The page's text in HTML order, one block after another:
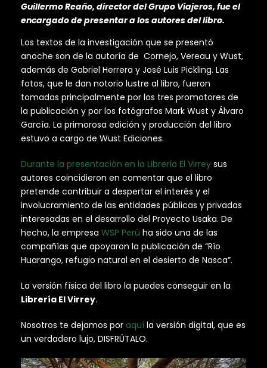
Guillermo Reaño, director del Grupo Viajeros, fue el
encargado de presentar a los autores del libro.
Los textos de la investigación que se presentó
anoche son de la autoría de Cornejo, Vereau y Wust,
además de Gabriel Herrera y José Luis Pickling. Las
fotos, que le dan notorio lustre al libro, fueron
tomadas principalmente por los tres promotores de
la publicación y por los fotógrafos Mark Wust y Álvaro
García. La primorosa edición y producción del libro
estuvo a cargo de Wust Ediciones.
Durante la presentación en la Librería El Virrey sus
autores coincidieron en comentar que el libro
pretende contribuir a despertar el interés y el
involucramiento de las entidades públicas y privadas
interesadas en el desarrollo del Proyecto Usaka. De
hecho, la empresa WSP Perú ha sido una de las
compañías que apoyaron la publicación de “Río
Huarango, refugio natural en el desierto de Nasca”.
La versión física del libro la puedes conseguir en la
Librería El Virrey.
Nosotros te dejamos por aquí la versión digital, que es
un verdadero lujo, DISFRÚTALO.